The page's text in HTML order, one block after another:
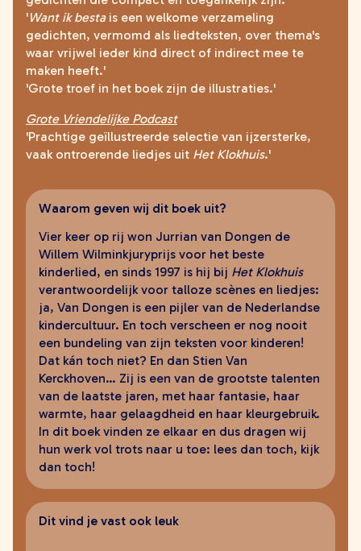
'Want ik bestais een welkome verzameling
gedichten, vermomd als liedteksten, over thema's
waar vrijwel ieder kind direct of indirect mee te
maken heeft.'
'Grote troef in het boek zijn de illustraties.'
Grote Vriendelijke Podcast
'Prachtige geïllustreerde selectie van ijzersterke,
vaak ontroerende liedjes uit Het Klokhuis.'
Waarom geven wij dit boek uit?
Vier keer op rij won Jurrian van Dongen de
Willem Wilminkjuryprijs voor het beste
kinderlied, en sinds 1997 is hij bij Het Klokhuis
verantwoordelijk voor talloze scènes en liedjes:
ja, Van Dongen is een pijler van de Nederlandse
kindercultuur. En toch verscheen er nog nooit
een bundeling van zijn teksten voor kinderen!
Dat kán toch niet? En dan Stien Van
Kerckhoven… Zij is een van de grootste talenten
van de laatste jaren, met haar fantasie, haar
warmte, haar gelaagdheid en haar kleurgebruik.
In dit boek vinden ze elkaar en dus dragen wij
hun werk vol trots naar u toe: lees dan toch, kijk
dan toch!
Dit vind je vast ook leuk